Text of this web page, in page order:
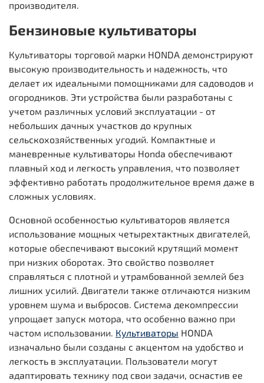
производителя.
Бензиновые культиваторы
Культиваторы торговой марки HONDA демонстрируют
высокую производительность и надежность, что
делает их идеальными помощниками для садоводов и
огородников. Эти устройства были разработаны с
учетом различных условий эксплуатации - от
небольших дачных участков до крупных
сельскохозяйственных угодий. Компактные и
маневренные культиваторы Honda обеспечивают
плавный ход и легкость управления, что позволяет
эффективно работать продолжительное время даже в
сложных условиях.
Основной особенностью культиваторов является
использование мощных четырехтактных двигателей,
которые обеспечивают высокий крутящий момент
при низких оборотах. Это свойство позволяет
справляться с плотной и утрамбованной землей без
лишних усилий. Двигатели также отличаются низким
уровнем шума и выбросов. Система декомпрессии
упрощает запуск мотора, что особенно важно при
частом использовании. Культиваторы HONDA
изначально были созданы с акцентом на удобство и
легкость в эксплуатации. Пользователи могут
адаптировать технику под свои задачи, оснастив ее